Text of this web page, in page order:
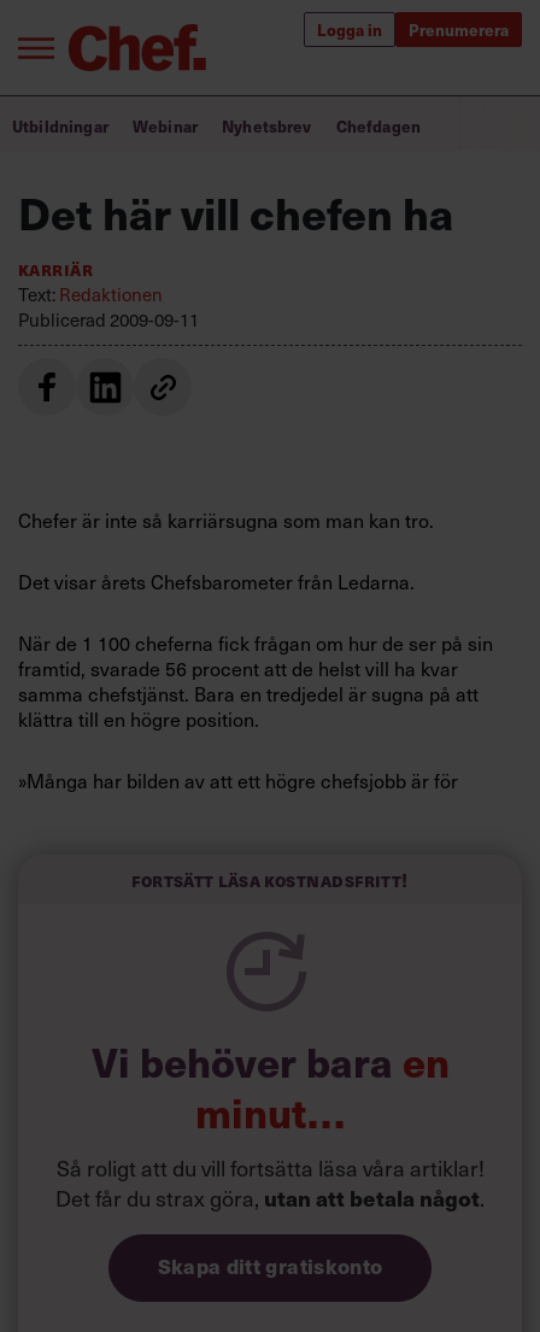
Logga in Prenumerera
Prenumerera
Kundservice
personuppgiftsbehandling
Sök
efter:
Bra ledare förändrar världen
Utbildning för ledare
Chefakademin+
Populära utbildningar
Utbildningar Webinar Nyhetsbrev Chefdagen
Det här vill chefen ha
Karriär
Text:Redaktionen
Publicerad 2009-09-11
Chefer är inte så karriärsugna som man kan tro.
Det visar årets Chefsbarometer från Ledarna.
När de 1 100 cheferna fick frågan om hur de ser på sin
framtid, svarade 56 procent att de helst vill ha kvar
samma chefstjänst. Bara en tredjedel är sugna på att
klättra till en högre position.
»Många har bilden av att ett högre chefsjobb är för
Elias, ordförande på Ledarna.
Det cheferna helst av allt vill ha för att skapa balans i livet
Man önskar i stället flexibla arbetstider, tydligare
chefsuppdrag, möjlighet till distansarbete, att kunna
delegera och träning på arbetstid. Först därefter kommer
en rejäl lön.
Fortsätt läsa kostnadsfritt!
Vi behöver bara en
minut…
Så roligt att du vill fortsätta läsa våra artiklar!
Det får du strax göra, utan att betala något.
Skapa ditt gratiskonto